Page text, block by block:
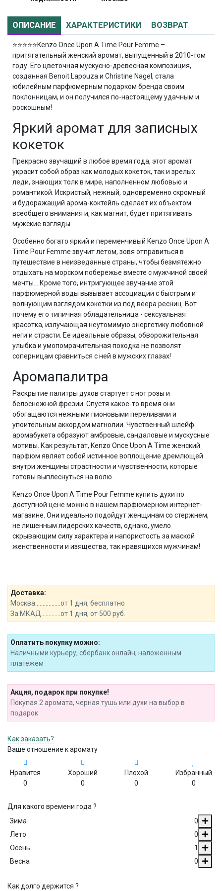
ОПИСАНИЕ ХАРАКТЕРИСТИКИ ВОЗВРАТ
⭐⭐⭐⭐⭐Kenzo Once Upon A Time Pour Femme –
притягательный женский аромат, выпущенный в 2010-том
году. Его цветочная мускусно-древесная композиция,
созданная Benoit Lapouza и Christine Nagel, стала
юбилейным парфюмерным подарком бренда своим
поклонницам, и он получился по-настоящему удачным и
роскошным!
Яркий аромат для записных
кокеток
Прекрасно звучащий в любое время года, этот аромат
украсит собой образ как молодых кокеток, так и зрелых
леди, знающих толк в мире, наполненном любовью и
романтикой. Искристый, нежный, одновременно скромный
и будоражащий арома-коктейль сделает их объектом
всеобщего внимания и, как магнит, будет притягивать
мужские взгляды.
Особенно богато яркий и переменчивый Kenzo Once Upon A
Time Pour Femme звучит летом, зовя отправиться в
путешествие в неизведанные страны, чтобы безмятежно
отдыхать на морском побережье вместе с мужчиной своей
мечты… Кроме того, интригующее звучание этой
парфюмерной воды вызывает ассоциации с быстрым и
волнующим взглядом кокетки из под веера ресниц. Вот
почему его типичная обладательница - сексуальная
красотка, излучающая неутомимую энергетику любовной
неги и страсти. Ее идеальные образы, обворожительная
улыбка и умопомрачительная походка не позволят
соперницам сравниться с ней в мужских глазах!
Аромапалитра
Раскрытие палитры духов стартует с нот розы и
белоснежной фрезии. Спустя какое-то время они
обогащаются нежными пионовыми переливами и
упоительным аккордом магнолии. Чувственный шлейф
аромабукета образуют амбровые, сандаловые и мускусные
мотивы. Как результат, Kenzo Once Upon A Time женский
парфюм являет собой истинное воплощение дремлющей
внутри женщины страстности и чувственности, которые
готовы выплеснуться на волю.
Kenzo Once Upon A Time Pour Femme купить духи по
доступной цене можно в нашем парфюмерном интернет-
магазине. Они идеально подойдут женщинам со стержнем,
не лишенным лидерских качеств, однако, умело
скрывающим силу характера и напористость за маской
женственности и изящества, так нравящихся мужчинам!
Доставка:
Москва.................от 1 дня, бесплатно
За МКАД.............от 1 дня, от 500 руб.
Оплатить покупку можно:
Наличными курьеру, сбербанк онлайн, наложенным
платежем
Акция, подарок при покупке!
Покупая 2 аромата, черная тушь или духи на выбор в
подарок
Как заказать?
Ваше отношение к аромату
Нравится
0
Хороший
0
Плохой
0
Избранный
0
Для какого времени года ?
Зима
0
Лето
0
Осень
1
Весна
0
Как долго держится ?